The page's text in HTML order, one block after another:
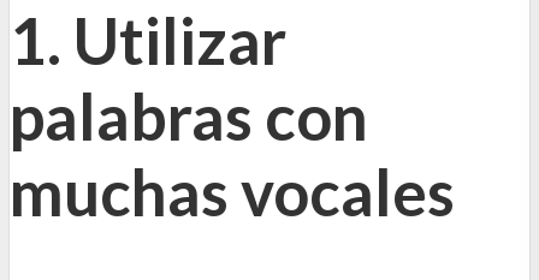
1. Utilizar
palabras con
muchas vocales